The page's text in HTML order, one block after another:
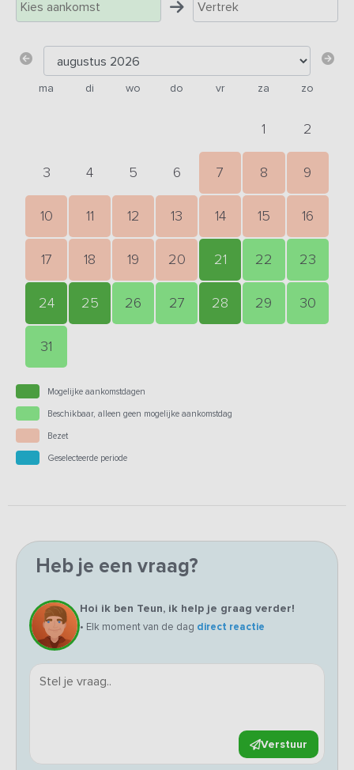
ma di wo do vr za zo
1 2
3 4 5 6 7 8 9
10 11 12 13 14 15 16
17 18 19 20 21 22 23
24 25 26 27 28 29 30
31
Mogelijke aankomstdagen
Beschikbaar, alleen geen mogelijke aankomstdag
Bezet
Geselecteerde periode
Heb je een vraag?
Hoi ik ben Teun, ik help je graag verder!
• Elk moment van de dag direct reactie
Verstuur